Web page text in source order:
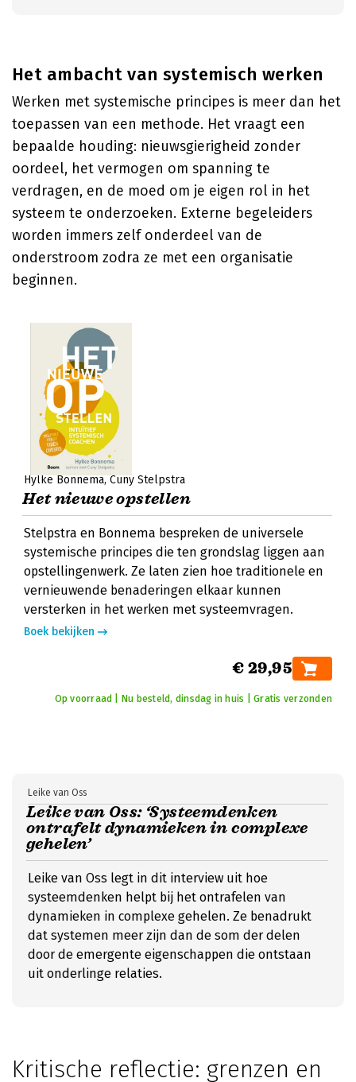
Het ambacht van systemisch werken
Werken met systemische principes is meer dan het
toepassen van een methode. Het vraagt een
bepaalde houding: nieuwsgierigheid zonder
oordeel, het vermogen om spanning te
verdragen, en de moed om je eigen rol in het
systeem te onderzoeken. Externe begeleiders
worden immers zelf onderdeel van de
onderstroom zodra ze met een organisatie
beginnen.
Hylke Bonnema Cuny Stelpstra
Het nieuwe opstellen
Stelpstra en Bonnema bespreken de universele
systemische principes die ten grondslag liggen aan
opstellingenwerk. Ze laten zien hoe traditionele en
vernieuwende benaderingen elkaar kunnen
versterken in het werken met systeemvragen.
Boek bekijken
€ 29,95
Op voorraad | Nu besteld, dinsdag in huis | Gratis verzonden
Leike van Oss: ‘Systeemdenken
ontrafelt dynamieken in complexe
gehelen’
Leike van Oss
Leike van Oss legt in dit interview uit hoe
systeemdenken helpt bij het ontrafelen van
dynamieken in complexe gehelen. Ze benadrukt
dat systemen meer zijn dan de som der delen
door de emergente eigenschappen die ontstaan
uit onderlinge relaties.
Kritische reflectie: grenzen en